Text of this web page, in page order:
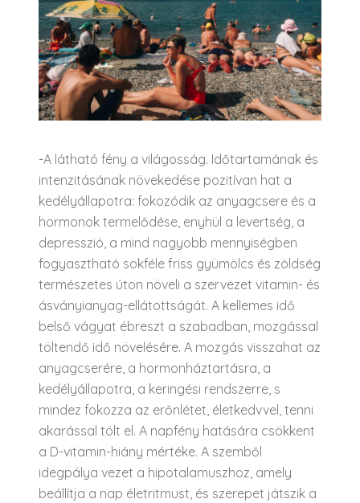
-A látható fény a világosság. Időtartamának és
intenzitásának növekedése pozitívan hat a
kedélyállapotra: fokozódik az anyagcsere és a
hormonok termelődése, enyhül a levertség, a
depresszió, a mind nagyobb mennyiségben
fogyasztható sokféle friss gyümölcs és zöldség
természetes úton növeli a szervezet vitamin- és
ásványianyag-ellátottságát. A kellemes idő
belső vágyat ébreszt a szabadban, mozgással
töltendő idő növelésére. A mozgás visszahat az
anyagcserére, a hormonháztartásra, a
kedélyállapotra, a keringési rendszerre, s
mindez fokozza az erőnlétet, életkedvvel, tenni
akarással tölt el. A napfény hatására csökkent
a D-vitamin-hiány mértéke. A szemből
idegpálya vezet a hipotalamuszhoz, amely
beállítja a nap életritmust, és szerepet játszik a